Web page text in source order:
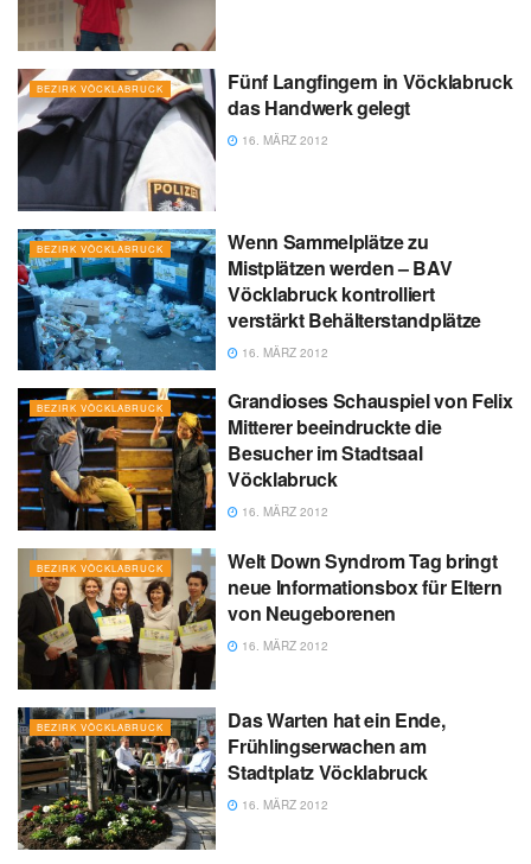
BEZIRK VÖCKLABRUCK
Fünf Langfingern in Vöcklabruck
das Handwerk gelegt
16. MÄRZ 2012
BEZIRK VÖCKLABRUCK
Wenn Sammelplätze zu
Mistplätzen werden – BAV
Vöcklabruck kontrolliert
verstärkt Behälterstandplätze
16. MÄRZ 2012
BEZIRK VÖCKLABRUCK
Grandioses Schauspiel von Felix
Mitterer beeindruckte die
Besucher im Stadtsaal
Vöcklabruck
16. MÄRZ 2012
BEZIRK VÖCKLABRUCK
Welt Down Syndrom Tag bringt
neue Informationsbox für Eltern
von Neugeborenen
16. MÄRZ 2012
BEZIRK VÖCKLABRUCK
Das Warten hat ein Ende,
Frühlingserwachen am
Stadtplatz Vöcklabruck
16. MÄRZ 2012